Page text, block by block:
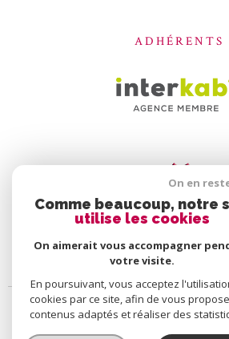
ADHÉRENTS
On en
Comme beaucoup, notre
utilise les cookies
On aimerait vous accompagner
votre visite.
En poursuivant, vous acceptez
cookies par ce site, afin de vous
contenus adaptés et réaliser des